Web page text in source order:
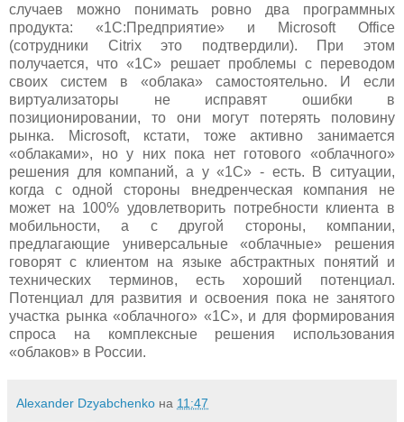
случаев можно понимать ровно два программных
продукта: «1С:Предприятие» и Microsoft Office
(сотрудники Citrix это подтвердили). При этом
получается, что «1С» решает проблемы с переводом
своих систем в «облака» самостоятельно. И если
виртуализаторы не исправят ошибки в
позиционировании, то они могут потерять половину
рынка. Microsoft, кстати, тоже активно занимается
«облаками», но у них пока нет готового «облачного»
решения для компаний, а у «1С» - есть. В ситуации,
когда с одной стороны внедренческая компания не
может на 100% удовлетворить потребности клиента в
мобильности, а с другой стороны, компании,
предлагающие универсальные «облачные» решения
говорят с клиентом на языке абстрактных понятий и
технических терминов, есть хороший потенциал.
Потенциал для развития и освоения пока не занятого
участка рынка «облачного» «1С», и для формирования
спроса на комплексные решения использования
«облаков» в России.
Alexander Dzyabchenko на 11:47